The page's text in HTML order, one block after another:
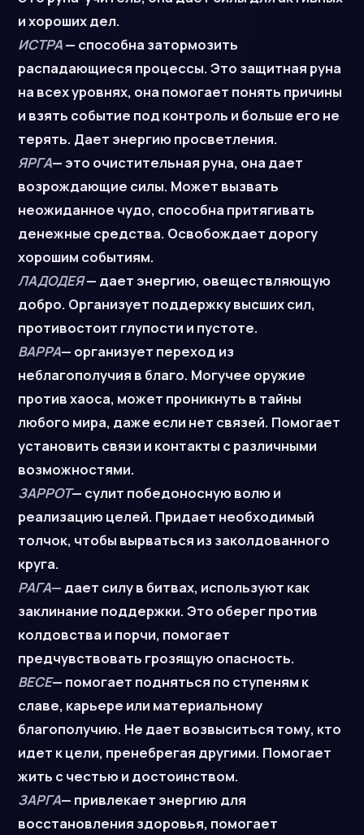
и хороших дел.
ИСТРА— способна затормозить
распадающиеся процессы. Это защитная руна
на всех уровнях, она помогает понять причины
и взять событие под контроль и больше его не
терять. Дает энергию просветления.
ЯРГА— это очистительная руна, она дает
возрождающие силы. Может вызвать
неожиданное чудо, способна притягивать
денежные средства. Освобождает дорогу
хорошим событиям.
ЛАДОДЕЯ— дает энергию, овеществляющую
добро. Организует поддержку высших сил,
противостоит глупости и пустоте.
ВАРРА— организует переход из
неблагополучия в благо. Могучее оружие
против хаоса, может проникнуть в тайны
любого мира, даже если нет связей. Помогает
установить связи и контакты с различными
возможностями.
ЗАРРОТ— сулит победоносную волю и
реализацию целей. Придает необходимый
толчок, чтобы вырваться из заколдованного
круга.
РАГА— дает силу в битвах, используют как
заклинание поддержки. Это оберег против
колдовства и порчи, помогает
предчувствовать грозящую опасность.
ВЕСЕ— помогает подняться по ступеням к
славе, карьере или материальному
благополучию. Не дает возвыситься тому, кто
идет к цели, пренебрегая другими. Помогает
жить с честью и достоинством.
ЗАРГА— привлекает энергию для
восстановления здоровья, помогает